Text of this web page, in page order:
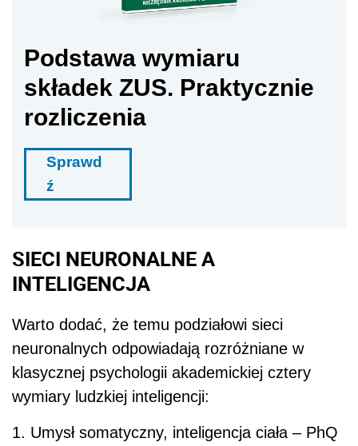
Podstawa wymiaru
składek ZUS. Praktycznie
rozliczenia
Sprawd
ź
SIECI NEURONALNE A
INTELIGENCJA
Warto dodać, że temu podziałowi sieci
neuronalnych odpowiadają rozróżniane w
klasycznej psychologii akademickiej cztery
wymiary ludzkiej inteligencji:
1. Umysł somatyczny, inteligencja ciała – PhQ